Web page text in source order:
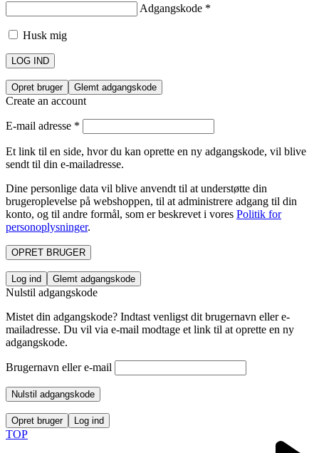
Adgangskode *
Husk mig
LOG IND
Opret bruger Glemt adgangskode
Create an account
E-mail adresse *
Et link til en side, hvor du kan oprette en ny adgangskode, vil blive
sendt til din e-mailadresse.
Dine personlige data vil blive anvendt til at understøtte din
brugeroplevelse på webshoppen, til at administrere adgang til din
konto, og til andre formål, som er beskrevet i vores Politik for
personoplysninger.
OPRET BRUGER
Log ind Glemt adgangskode
Nulstil adgangskode
Mistet din adgangskode? Indtast venligst dit brugernavn eller e-
mailadresse. Du vil via e-mail modtage et link til at oprette en ny
adgangskode.
Brugernavn eller e-mail
Nulstil adgangskode
Opret bruger Log ind
TOP